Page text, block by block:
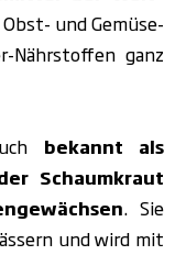
und Gemüse-
Nährstoffen ganz
bekannt als
Schaumkraut
. Sie
und wird mit